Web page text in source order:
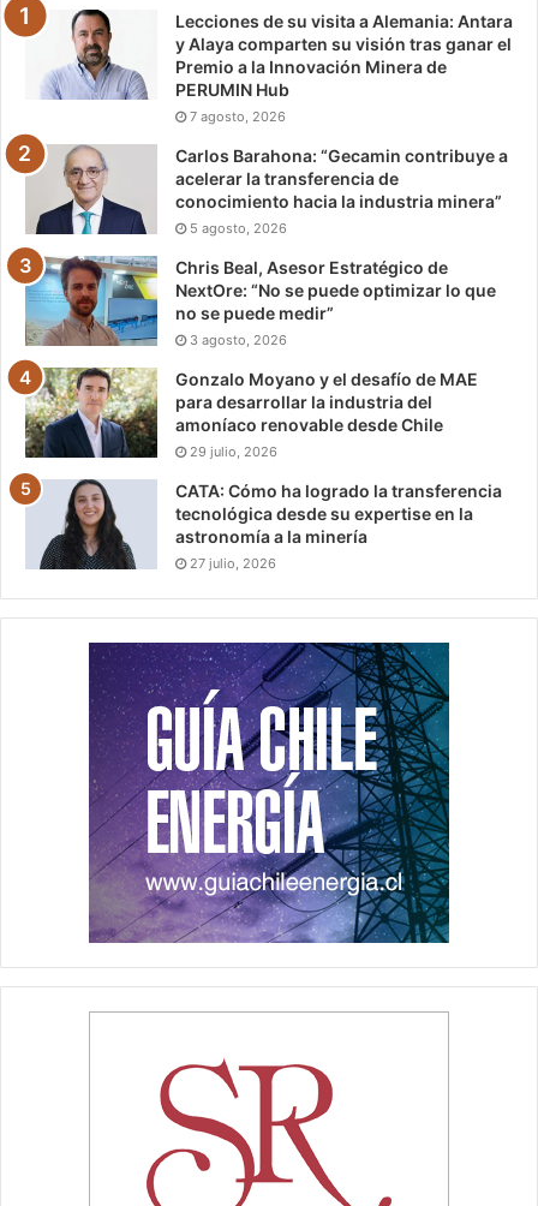
Lecciones de su visita a Alemania: Antara
y Alaya comparten su visión tras ganar el
Premio a la Innovación Minera de
PERUMIN Hub
7 agosto, 2026
Carlos Barahona: “Gecamin contribuye a
acelerar la transferencia de
conocimiento hacia la industria minera”
5 agosto, 2026
Chris Beal, Asesor Estratégico de
NextOre: “No se puede optimizar lo que
no se puede medir”
3 agosto, 2026
Gonzalo Moyano y el desafío de MAE
para desarrollar la industria del
amoníaco renovable desde Chile
29 julio, 2026
CATA: Cómo ha logrado la transferencia
tecnológica desde su expertise en la
astronomía a la minería
27 julio, 2026